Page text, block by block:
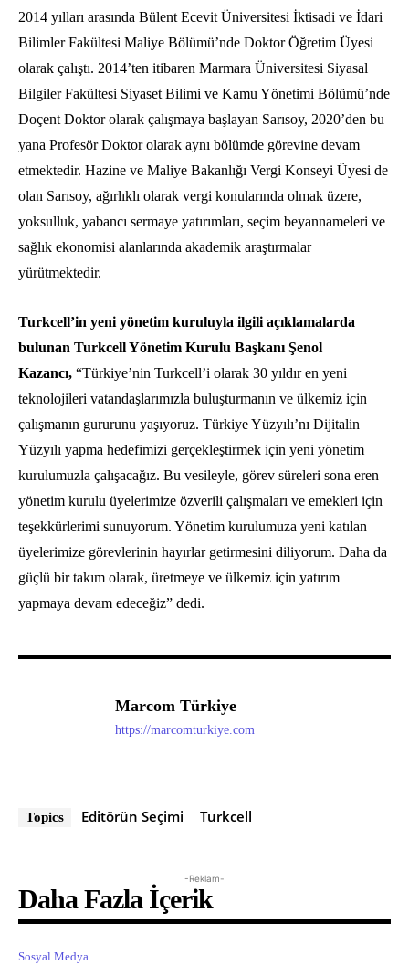
2014 yılları arasında Bülent Ecevit Üniversitesi İktisadi ve İdari
Bilimler Fakültesi Maliye Bölümü’nde Doktor Öğretim Üyesi
olarak çalıştı. 2014’ten itibaren Marmara Üniversitesi Siyasal
Bilgiler Fakültesi Siyaset Bilimi ve Kamu Yönetimi Bölümü’nde
Doçent Doktor olarak çalışmaya başlayan Sarısoy, 2020’den bu
yana Profesör Doktor olarak aynı bölümde görevine devam
etmektedir. Hazine ve Maliye Bakanlığı Vergi Konseyi Üyesi de
olan Sarısoy, ağırlıklı olarak vergi konularında olmak üzere,
yoksulluk, yabancı sermaye yatırımları, seçim beyannameleri ve
sağlık ekonomisi alanlarında akademik araştırmalar
yürütmektedir.
Turkcell’in yeni yönetim kuruluyla ilgili açıklamalarda
bulunan Turkcell Yönetim Kurulu Başkanı Şenol
Kazancı, “Türkiye’nin Turkcell’i olarak 30 yıldır en yeni
teknolojileri vatandaşlarımızla buluşturmanın ve ülkemiz için
çalışmanın gururunu yaşıyoruz. Türkiye Yüzyılı’nı Dijitalin
Yüzyılı yapma hedefimizi gerçekleştirmek için yeni yönetim
kurulumuzla çalışacağız. Bu vesileyle, görev süreleri sona eren
yönetim kurulu üyelerimize özverili çalışmaları ve emekleri için
teşekkürlerimi sunuyorum. Yönetim kurulumuza yeni katılan
üyelerimize görevlerinin hayırlar getirmesini diliyorum. Daha da
güçlü bir takım olarak, üretmeye ve ülkemiz için yatırım
yapmaya devam edeceğiz” dedi.
Marcom Türkiye
https://marcomturkiye.com
Topics Editörün Seçimi Turkcell
-Reklam-
Daha Fazla İçerik
Sosyal Medya